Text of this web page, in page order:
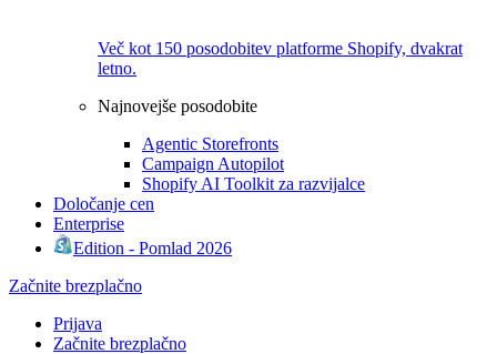
Več kot 150 posodobitev platforme Shopify, dvakrat
letno.
Najnovejše posodobite
Agentic Storefronts
Campaign Autopilot
Shopify AI Toolkit za razvijalce
Določanje cen
Enterprise
Edition - Pomlad 2026
Začnite brezplačno
Prijava
Začnite brezplačno